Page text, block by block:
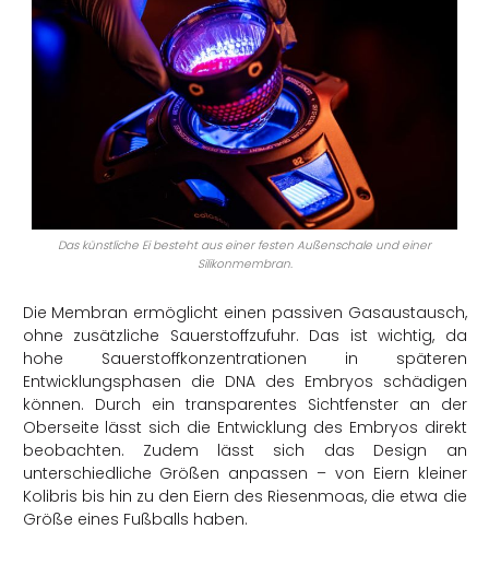
Das künstliche Ei besteht aus einer festen Außenschale und einer
Silikonmembran.
Die Membran ermöglicht einen passiven Gasaustausch,
ohne zusätzliche Sauerstoffzufuhr. Das ist wichtig, da
hohe Sauerstoffkonzentrationen in späteren
Entwicklungsphasen die DNA des Embryos schädigen
können. Durch ein transparentes Sichtfenster an der
Oberseite lässt sich die Entwicklung des Embryos direkt
beobachten. Zudem lässt sich das Design an
unterschiedliche Größen anpassen – von Eiern kleiner
Kolibris bis hin zu den Eiern des Riesenmoas, die etwa die
Größe eines Fußballs haben.